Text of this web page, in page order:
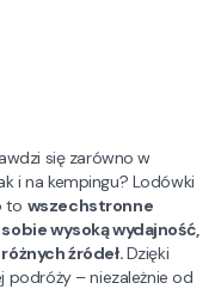
się zarówno w
i na kempingu? Lodówki
to wszechstronne
wysoką wydajność,
źródeł.Dzięki
podróży – niezależnie od